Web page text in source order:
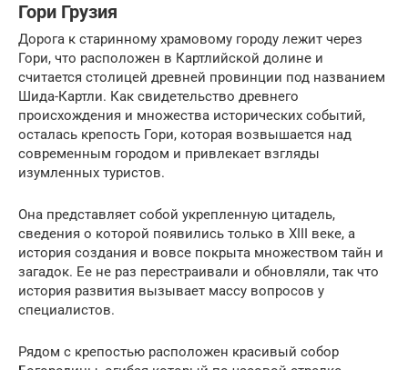
Гори Грузия
Дорога к старинному храмовому городу лежит через
Гори, что расположен в Картлийской долине и
считается столицей древней провинции под названием
Шида-Картли. Как свидетельство древнего
происхождения и множества исторических событий,
осталась крепость Гори, которая возвышается над
современным городом и привлекает взгляды
изумленных туристов.
Она представляет собой укрепленную цитадель,
сведения о которой появились только в XIII веке, а
история создания и вовсе покрыта множеством тайн и
загадок. Ее не раз перестраивали и обновляли, так что
история развития вызывает массу вопросов у
специалистов.
Рядом с крепостью расположен красивый собор